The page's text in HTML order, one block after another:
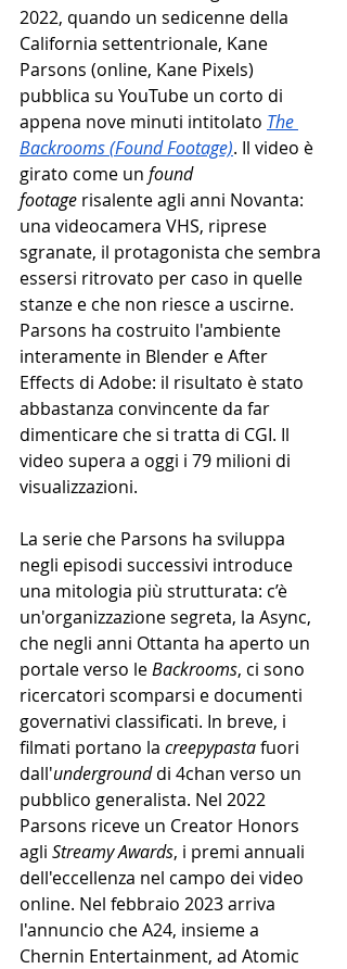
2022, quando un sedicenne della
California settentrionale, Kane
Parsons (online, Kane Pixels)
pubblica su YouTube un corto di
appena nove minuti intitolato The
Backrooms (Found Footage). Il video è
girato come un found
footage risalente agli anni Novanta:
una videocamera VHS, riprese
sgranate, il protagonista che sembra
essersi ritrovato per caso in quelle
stanze e che non riesce a uscirne.
Parsons ha costruito l'ambiente
interamente in Blender e After
Effects di Adobe: il risultato è stato
abbastanza convincente da far
dimenticare che si tratta di CGI. Il
video supera a oggi i 79 milioni di
visualizzazioni.
La serie che Parsons ha sviluppa
negli episodi successivi introduce
una mitologia più strutturata: c’è
un'organizzazione segreta, la Async,
che negli anni Ottanta ha aperto un
portale verso le Backrooms, ci sono
ricercatori scomparsi e documenti
governativi classificati. In breve, i
filmati portano la creepypasta fuori
dall'underground di 4chan verso un
pubblico generalista. Nel 2022
Parsons riceve un Creator Honors
agli Streamy Awards, i premi annuali
dell'eccellenza nel campo dei video
online. Nel febbraio 2023 arriva
l'annuncio che A24, insieme a
Chernin Entertainment, ad Atomic